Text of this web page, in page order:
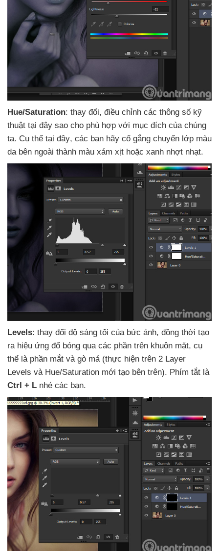
Hue/Saturation: thay đổi, điều chỉnh các thông số kỹ
thuật tại đây sao cho phù hợp với mục đích của chúng
ta. Cụ thể tại đây, các bạn hãy cố gắng chuyển lớp màu
da bên ngoài thành màu xám xịt hoặc xanh nhợt nhạt.
Levels: thay đổi độ sáng tối của bức ảnh, đồng thời tạo
ra hiệu ứng đổ bóng qua các phần trên khuôn mặt, cụ
thể là phần mắt và gò má (thực hiện trên 2 Layer
Levels và Hue/Saturation mới tạo bên trên). Phím tắt là
Ctrl + L nhé các bạn.